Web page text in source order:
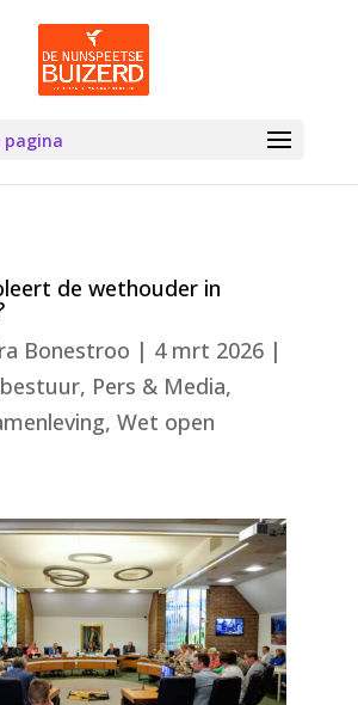
pagina
de wethouder in
Bonestroo | 4 mrt 2026|
, Pers & Media,
, Wet open